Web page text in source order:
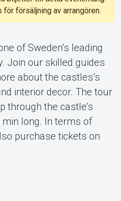
för försäljning av arrangören.
of Sweden’s leading
Join our skilled guides
about the castles’s
interior decor. The tour
through the castle’s
long. In terms of
purchase tickets on